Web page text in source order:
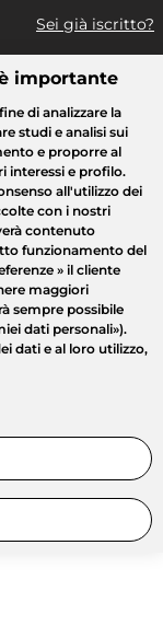
Sei già iscritto?
Elettrodomestici
importante
di analizzare la
studi e analisi sui
e proporre al
interessi e profilo.
all'utilizzo dei
con i nostri
contenuto
funzionamento del
»il cliente
maggiori
sempre possibile
dati personali»).
dati e al loro utilizzo,